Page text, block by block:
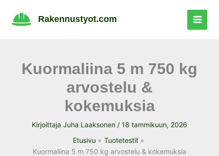
sisältöön
Rakennustyot.com
Kuormaliina 5 m 750 kg
arvostelu &
kokemuksia
Kirjoittaja Juha Laaksonen / 18 tammikuun, 2026
Etusivu
Tuotetestit
Kuormaliina 5 m 750 kg arvostelu & kokemuksia